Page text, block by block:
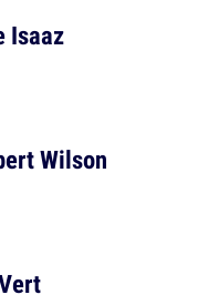
Isaaz
Wilson